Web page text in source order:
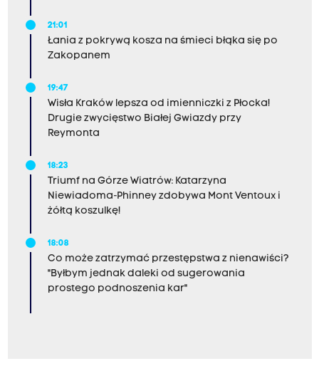
21:01
Łania z pokrywą kosza na śmieci błąka się po
Zakopanem
19:47
Wisła Kraków lepsza od imienniczki z Płocka!
Drugie zwycięstwo Białej Gwiazdy przy
Reymonta
18:23
Triumf na Górze Wiatrów: Katarzyna
Niewiadoma-Phinney zdobywa Mont Ventoux i
żółtą koszulkę!
18:08
Co może zatrzymać przestępstwa z nienawiści?
"Byłbym jednak daleki od sugerowania
prostego podnoszenia kar"